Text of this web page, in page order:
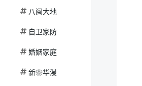
八闽大地
自卫家防
婚姻家庭
新❀华漫